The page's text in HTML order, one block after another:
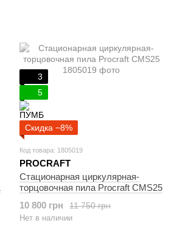
3
5
Скидка −8%
Код товара: 1805019
PROCRAFT
Cтационарная циркулярная-
торцовочная пила Procraft CMS25
11 750 грн
10 800 грн
Нет в наличии